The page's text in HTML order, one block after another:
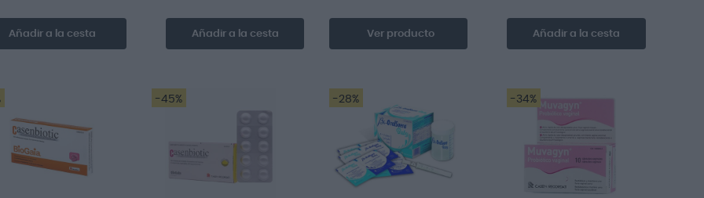
Añadir a la cesta Añadir a la cesta Ver producto Añadir a la cesta
-45% -28% -34%